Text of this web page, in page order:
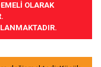
OLARAK